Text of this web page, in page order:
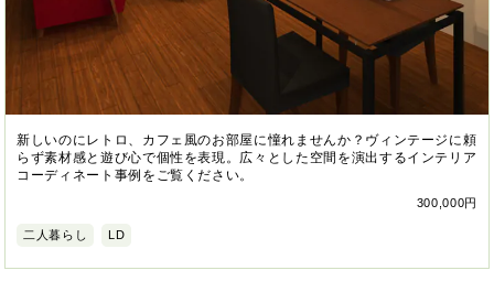
新しいのにレトロ、カフェ風のお部屋に憧れませんか？ヴィンテージに頼
らず素材感と遊び心で個性を表現。広々とした空間を演出するインテリア
コーディネート事例をご覧ください。
300,000円
二人暮らし LD